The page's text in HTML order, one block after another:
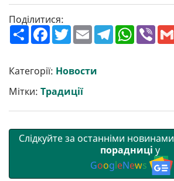
Поділитися:
П
о
р
и
т
и
F
a
b
o
o
k
T
w
t
e
r
E
m
l
T
e
W
h
V
Категорії: Новости
Мітки: Традиції
Слідкуйте за останніми новинами
порадниці у
GoogleNews